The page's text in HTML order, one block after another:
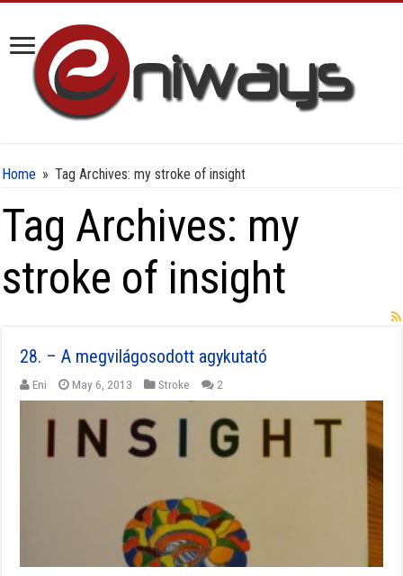
Home » Tag Archives: my stroke of insight
Tag Archives: my
stroke of insight
28. – A megvilágosodott agykutató
Eni May 6, 2013 Stroke 2